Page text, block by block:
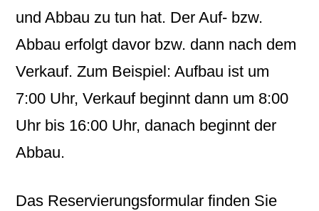
und Abbau zu tun hat. Der Auf- bzw.
Abbau erfolgt davor bzw. dann nach dem
Verkauf. Zum Beispiel: Aufbau ist um
7:00 Uhr, Verkauf beginnt dann um 8:00
Uhr bis 16:00 Uhr, danach beginnt der
Abbau.
Das Reservierungsformular finden Sie